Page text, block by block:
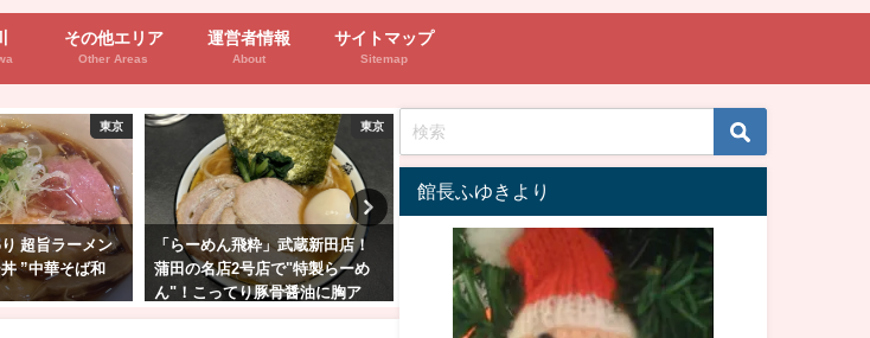
その他エリア
Other Areas
運営者情報
About
サイトマップ
Sitemap
東京
飛粋」武蔵新田店！
2号店で"特製らーめ
り豚骨醤油に胸ア
東京
吉祥寺「中華そば 海（KAI）」昼
間のみ営業！やさしい味わいの
煮干中華そば
青森「麵屋 成天」！煮干ラーメ
ンの本場で濃厚煮干スープ、ニ
ボ油マシ"煮干中華そば"
さっぱり淡麗、いつも
ン”
館長ふゆきより